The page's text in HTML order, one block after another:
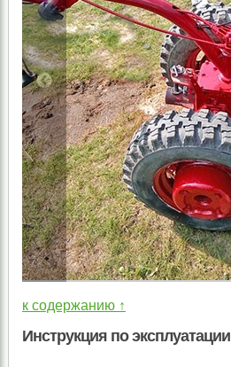
к содержанию ↑
Инструкция по эксплуатации